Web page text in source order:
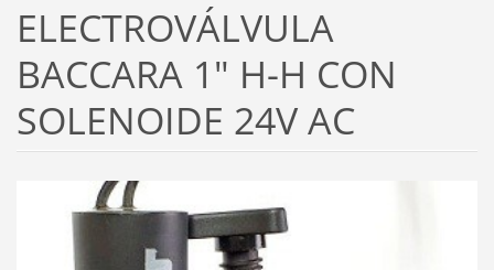
ELECTROVÁLVULA
BACCARA 1" H-H CON
SOLENOIDE 24V AC